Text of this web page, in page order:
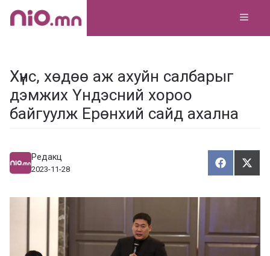
Skip
Хүнс, хөдөө аж ахуйн салбарыг
дэмжих Үндэсний хороо
байгуулж Ерөнхий сайд ахална
Редакц
2023-11-28
Х
у
а
а
х
Т
ү
э